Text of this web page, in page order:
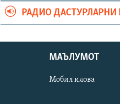
РАДИО ДАСТУРЛАРНИ
МАЪЛУМОТ
Мобил илова